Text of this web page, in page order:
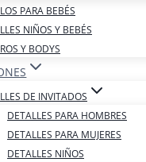
PARA BEBÉS
NIÑOS Y BEBÉS
Y BODYS
DE INVITADOS
DETALLES PARA HOMBRES
DETALLES PARA MUJERES
DETALLES NIÑOS